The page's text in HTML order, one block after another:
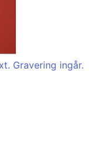
Gravering ingår.